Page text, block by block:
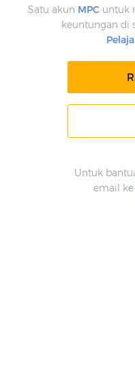
Satu akun MPC untuk
keuntungan di
Untuk
email ke